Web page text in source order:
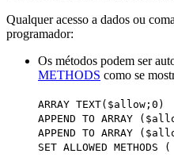
Qualquer acesso a dados ou
programador:
Os métodos podem ser
METHODS como se
ARRAY TEXT( $allow ;0)
APPEND TO ARRAY (
APPEND TO ARRAY (
SET ALLOWED METHODS (